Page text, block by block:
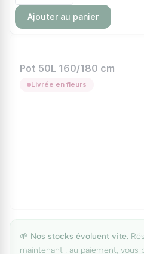
Ajouter au panier
Pot 50L 160/180 cm
Livrée en fleurs
🌱 Nos stocks évoluent vite.
maintenant : au paiement, vous